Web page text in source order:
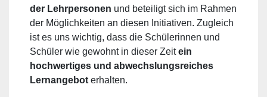
der Lehrpersonen und beteiligt sich im Rahmen
der Möglichkeiten an diesen Initiativen. Zugleich
ist es uns wichtig, dass die Schülerinnen und
Schüler wie gewohnt in dieser Zeitein
hochwertiges und abwechslungsreiches
Lernangebot erhalten.